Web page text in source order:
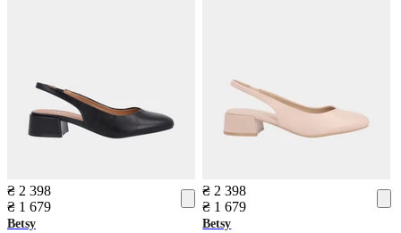
₴ 2 398
₴ 1 679
Betsy
₴ 2 398
₴ 1 679
Betsy